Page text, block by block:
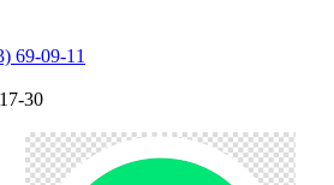
69-09-11
30